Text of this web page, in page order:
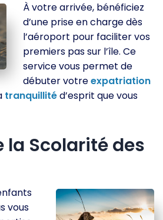
À votre arrivée, bénéficiez
d’une prise en charge dès
l’aéroport pour faciliter vos
premiers pas sur l’île. Ce
service vous permet de
débuter votreexpatriation
tranquillitéd’esprit que vous
la Scolarité des
vous